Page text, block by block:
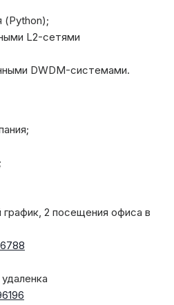
(Python);
L2-сетями
DWDM-системами.
2 посещения офиса в